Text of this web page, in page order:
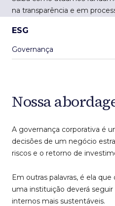
na transparência e em
ESG
Governança
Nossa
A governança corporativa é
decisões de um negócio
riscos e o retorno de
Em outras palavras, é ela
uma instituição deverá
internos mais sustentáveis.